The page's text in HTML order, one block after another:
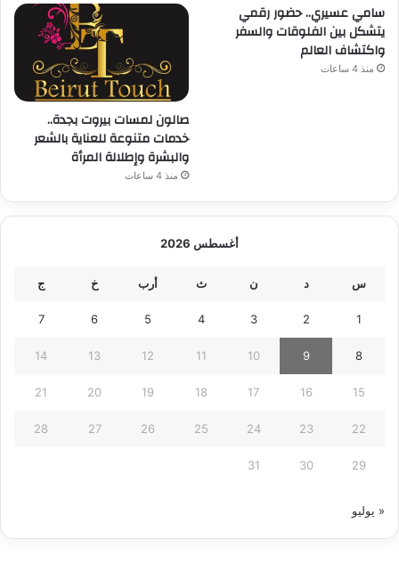
سامي عسيري.. حضور رقمي
يتشكل بين الفلوقات والسفر
واكتشاف العالم
منذ 4 ساعات
صالون لمسات بيروت بجدة..
خدمات متنوعة للعناية بالشعر
والبشرة وإطلالة المرأة
منذ 4 ساعات
أغسطس 2026
س د ن ث أرب خ ج
1
2
3
4
5
6
7
8
9
10
11
12
13
14
15
16
17
18
19
20
21
22
23
24
25
26
27
28
29
30
31
« يوليو